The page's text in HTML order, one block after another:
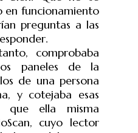
en funcionamiento
preguntas a las
comprobaba
paneles de la
de una persona
y cotejaba esas
que ella misma
cuyo lector